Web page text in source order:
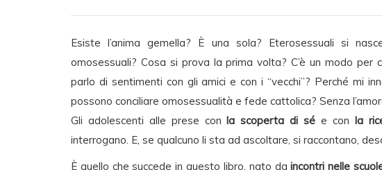
Esiste l’anima gemella? È una sola? Eterosessuali si
omosessuali? Cosa si prova la prima volta? C’è un modo per
parlo di sentimenti con gli amici e con i “vecchi”? Perché mi
possono conciliare omosessualità e fede cattolica? Senza
Gli adolescenti alle prese conla scoperta di sé e con la
interrogano. E, se qualcuno li sta ad ascoltare, si raccontano,
È quello che succede in questo libro, nato daincontri nelle